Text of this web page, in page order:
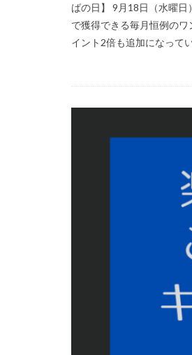
ばの日】 9月18日（水曜
で獲得できる毎月恒例の
イント2倍も追加になって